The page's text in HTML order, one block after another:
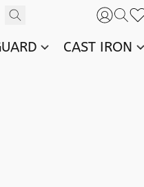
CAST IRON